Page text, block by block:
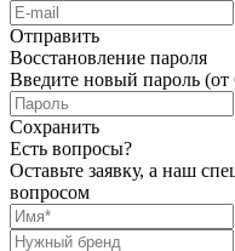
Отправить
Восстановление пароля
Введите новый пароль (от
Сохранить
Есть вопросы?
Оставьте заявку, а наш
вопросом